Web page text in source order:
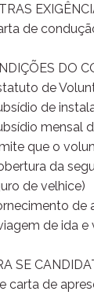
de
DO
de
de
mensal
que o
da
de velhice)
de
de ida
SE
carta de